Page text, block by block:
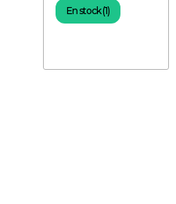
En stock (1)